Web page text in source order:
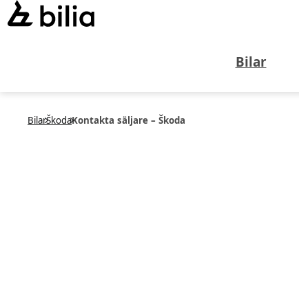
Bilar
BilarŠkodaKontakta säljare – Škoda